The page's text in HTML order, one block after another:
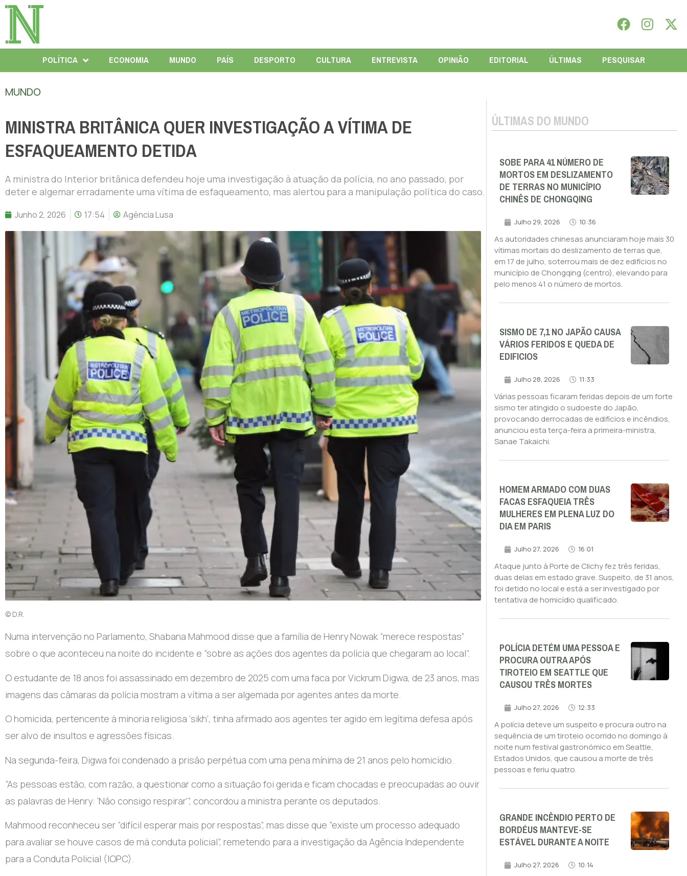
POLÍTICA ECONOMIA MUNDO PAÍS DESPORTO CULTURA ENTREVISTA OPINIÃO EDITORIAL ÚLTIMAS PESQUISAR
MUNDO
MINISTRA BRITÂNICA QUER INVESTIGAÇÃO A VÍTIMA DE
ESFAQUEAMENTO DETIDA
A ministra do Interior britânica defendeu hoje uma investigação à atuação da polícia, no ano passado, por
deter e algemar erradamente uma vítima de esfaqueamento, mas alertou para a manipulação política do caso.
Junho 2, 2026 17:54 Agência Lusa
© D.R.
Numa intervenção no Parlamento, Shabana Mahmood disse que a família de Henry Nowak “merece respostas”
sobre o que aconteceu na noite do incidente e “sobre as ações dos agentes da polícia que chegaram ao local”.
O estudante de 18 anos foi assassinado em dezembro de 2025 com uma faca por Vickrum Digwa, de 23 anos, mas
imagens das câmaras da polícia mostram a vítima a ser algemada por agentes antes da morte.
O homicida, pertencente à minoria religiosa ‘sikh’, tinha afirmado aos agentes ter agido em legítima defesa após
ser alvo de insultos e agressões físicas.
Na segunda-feira, Digwa foi condenado a prisão perpétua com uma pena mínima de 21 anos pelo homicídio.
“As pessoas estão, com razão, a questionar como a situação foi gerida e ficam chocadas e preocupadas ao ouvir
as palavras de Henry: ‘Não consigo respirar'”, concordou a ministra perante os deputados.
Mahmood reconheceu ser “difícil esperar mais por respostas”, mas disse que “existe um processo adequado
para avaliar se houve casos de má conduta policial”, remetendo para a investigação da Agência Independente
para a Conduta Policial (IOPC).
ÚLTIMAS DO MUNDO
SOBE PARA 41 NÚMERO DE
MORTOS EM DESLIZAMENTO
DE TERRAS NO MUNICÍPIO
CHINÊS DE CHONGQING
Julho 29, 2026 10:36
As autoridades chinesas anunciaram hoje mais 30
vítimas mortais do deslizamento de terras que,
em 17 de julho, soterrou mais de dez edifícios no
município de Chongqing (centro), elevando para
pelo menos 41 o número de mortos.
SISMO DE 7,1 NO JAPÃO CAUSA
VÁRIOS FERIDOS E QUEDA DE
EDIFICIOS
Julho 28, 2026 11:33
Várias pessoas ficaram feridas depois de um forte
sismo ter atingido o sudoeste do Japão,
provocando derrocadas de edifícios e incêndios,
anunciou esta terça-feira a primeira-ministra,
Sanae Takaichi.
HOMEM ARMADO COM DUAS
FACAS ESFAQUEIA TRÊS
MULHERES EM PLENA LUZ DO
DIA EM PARIS
Julho 27, 2026 16:01
Ataque junto à Porte de Clichy fez três feridas,
duas delas em estado grave. Suspeito, de 31 anos,
foi detido no local e está a ser investigado por
tentativa de homicídio qualificado.
POLÍCIA DETÉM UMA PESSOA E
PROCURA OUTRA APÓS
TIROTEIO EM SEATTLE QUE
CAUSOU TRÊS MORTES
Julho 27, 2026 12:33
A polícia deteve um suspeito e procura outro na
sequência de um tiroteio ocorrido no domingo à
noite num festival gastronómico em Seattle,
Estados Unidos, que causou a morte de três
pessoas e feriu quatro.
GRANDE INCÊNDIO PERTO DE
BORDÉUS MANTEVE-SE
ESTÁVEL DURANTE A NOITE
Julho 27, 2026 10:14